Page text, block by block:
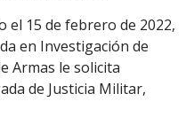
el 15 de febrero de 2022,
en Investigación de
Armas le solicita
de Justicia Militar,